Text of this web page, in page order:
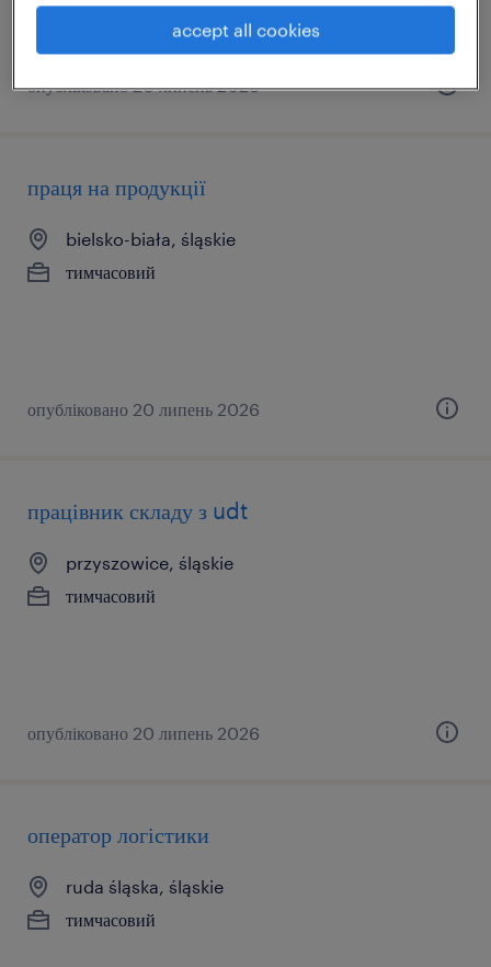
опубліковано 20 липень 2026
праця на продукції
bielsko-biała, śląskie
тимчасовий
опубліковано 20 липень 2026
працівник складу з udt
przyszowice, śląskie
тимчасовий
опубліковано 20 липень 2026
оператор логістики
ruda śląska, śląskie
тимчасовий
accept all cookies